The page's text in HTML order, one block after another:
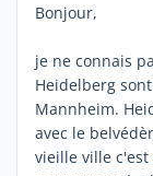
Bonjour,
je ne connais
Heidelberg
Mannheim.
avec le
vieille ville